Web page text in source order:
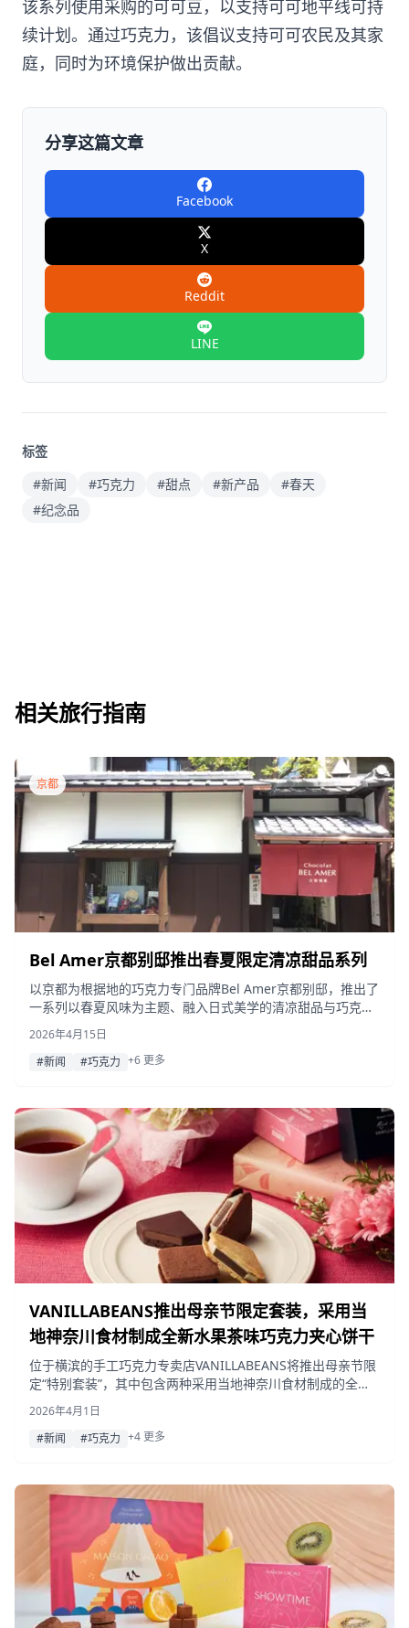
该系列使用采购的可可豆，以支持可可地平线可持
续计划。通过巧克力，该倡议支持可可农民及其家
庭，同时为环境保护做出贡献。
分享这篇文章
Facebook
X
Reddit
LINE
标签
#新闻
#巧克力 #甜点 #新产品
#春天
#纪念品
相关旅行指南
京都
Bel Amer京都别邸推出春夏限定清凉甜品系列
以京都为根据地的巧克力专门品牌Bel Amer京都别邸，推出了
一系列以春夏风味为主题、融入日式美学的清凉甜品与巧克力
新品。
2026年4月15日
#新闻
#巧克力 +6 更多
VANILLABEANS推出母亲节限定套装，采用当
地神奈川食材制成全新水果茶味巧克力夹心饼干
位于横滨的手工巧克力专卖店VANILLABEANS将推出母亲节限
定“特别套装”，其中包含两种采用当地神奈川食材制成的全新
水果茶味新鲜巧克力曲奇夹心饼干，于2026年4月1日起在线发
售。
2026年4月1日
#新闻
#巧克力 +4 更多